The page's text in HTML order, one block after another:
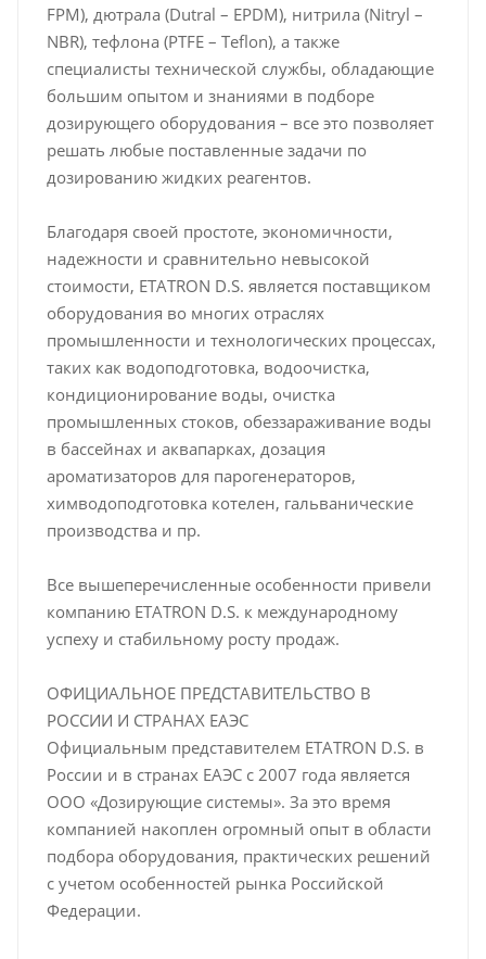
FPM), дютрала (Dutral – EPDM), нитрила (Nitryl –
NBR), тефлона (PTFE – Teflon), а также
специалисты технической службы, обладающие
большим опытом и знаниями в подборе
дозирующего оборудования – все это позволяет
решать любые поставленные задачи по
дозированию жидких реагентов.
Благодаря своей простоте, экономичности,
надежности и сравнительно невысокой
стоимости, ETATRON D.S. является поставщиком
оборудования во многих отраслях
промышленности и технологических процессах,
таких как водоподготовка, водоочистка,
кондиционирование воды, очистка
промышленных стоков, обеззараживание воды
в бассейнах и аквапарках, дозация
ароматизаторов для парогенераторов,
химводоподготовка котелен, гальванические
производства и пр.
Все вышеперечисленные особенности привели
компанию ETATRON D.S. к международному
успеху и стабильному росту продаж.
ОФИЦИАЛЬНОЕ ПРЕДСТАВИТЕЛЬСТВО В
РОССИИ И СТРАНАХ ЕАЭС
Официальным представителем ETATRON D.S. в
России и в странах ЕАЭС с 2007 года является
ООО «Дозирующие системы». За это время
компанией накоплен огромный опыт в области
подбора оборудования, практических решений
с учетом особенностей рынка Российской
Федерации.